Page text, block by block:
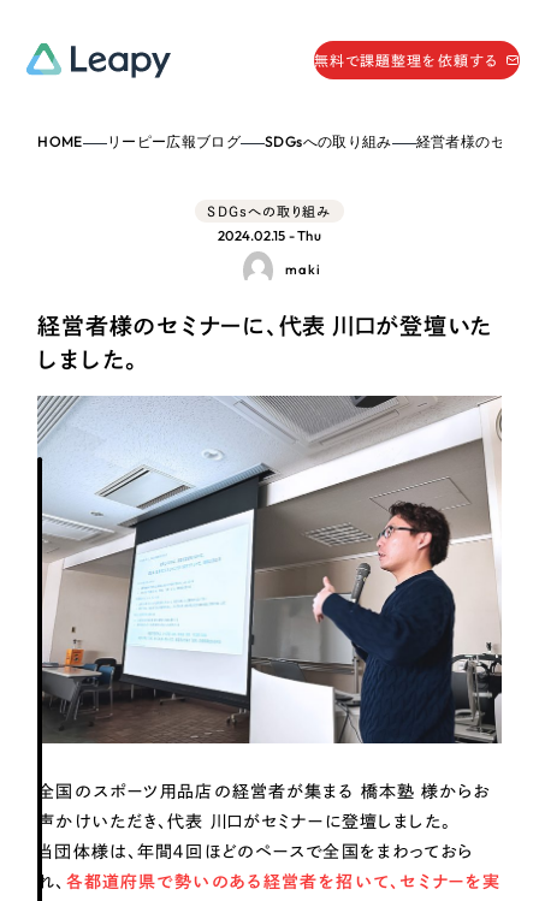
選ばれる理由
サービス
Service
サービス紹介
一過性の広告に頼らず、「仕組み」と「ノウハウ」
を残す資産型DX支援をご提供します
会社概要
お役立ち情報
無料で課題整理を依頼
無料で課題整理を依頼する
058-215-0066
無料で課題整理を依頼する
資料請求する
Web Produce
リーピーが選ばれる理由
Webサイト制作
コーポレートサイト制作
採用サイト制作
ECサイト制作
ブランドサイト制作
ブランディング支援
制作実績
すべて （624件）
コーポレート・企業サイト （278件）
Company
会社情報
HOME リーピー広報ブログ SDGsへの取り組み 経営者様のセミナー
SDGsへの取り組み
2024.02.15 - Thu
maki
経営者様のセミナーに、代表 川口が登壇いた
しました。
全国のスポーツ用品店の経営者が集まる 橋本塾 様からお
声かけいただき、代表 川口がセミナーに登壇しました。
当団体様は、年間４回ほどのペースで全国をまわっておら
れ、 各都道府県で勢いのある経営者を招いて、セミナーを実